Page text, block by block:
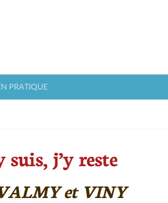
PRATIQUE
suis, j’y reste
et VINY